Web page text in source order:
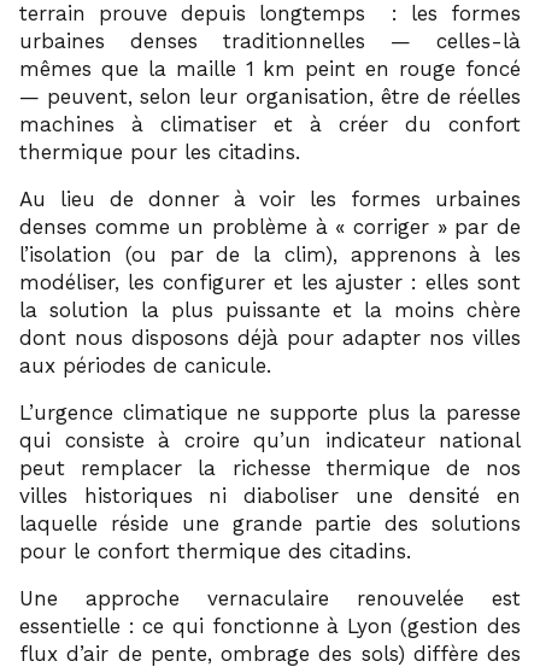
terrain prouve depuis longtemps : les formes
urbaines denses traditionnelles — celles-là
mêmes que la maille 1 km peint en rouge foncé
— peuvent, selon leur organisation, être de réelles
machines à climatiser et à créer du confort
thermique pour les citadins.
Au lieu de donner à voir les formes urbaines
denses comme un problème à « corriger » par de
l’isolation (ou par de la clim), apprenons à les
modéliser, les configurer et les ajuster : elles sont
la solution la plus puissante et la moins chère
dont nous disposons déjà pour adapter nos villes
aux périodes de canicule.
L’urgence climatique ne supporte plus la paresse
qui consiste à croire qu’un indicateur national
peut remplacer la richesse thermique de nos
villes historiques ni diaboliser une densité en
laquelle réside une grande partie des solutions
pour le confort thermique des citadins.
Une approche vernaculaire renouvelée est
essentielle : ce qui fonctionne à Lyon (gestion des
flux d’air de pente, ombrage des sols) diffère des